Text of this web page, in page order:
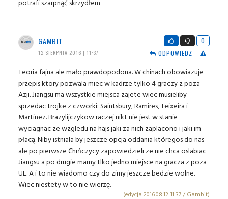
GAMBIT
12 SIERPNIA 2016 | 11:37
0
ODPOWIEDZ
Teoria fajna ale mało prawdopodona. W chinach obowiazuje
przepis ktory pozwala miec w kadrze tylko 4 graczy z poza
Azji. Jiangsu ma wszystkie miejsca zajete wiec musieliby
sprzedac trojke z czworki: Saintsbury, Ramires, Teixeira i
Martinez. Brazylijczykow raczej nikt nie jest w stanie
wyciagnac ze wzgledu na hajs jaki za nich zaplacono i jaki im
płacą. Niby istniala by jeszcze opcja oddania któregos do nas
ale po pierwsze Chińczycy zapowiedzieli ze nie chca oslabiac
Jiangsu a po drugie mamy tlko jedno miejsce na gracza z poza
UE. A i to nie wiadomo czy do zimy jeszcze bedzie wolne.
Wiec niestety w to nie wierzę.
(edycja 2016.08.12 11:37 / Gambit)